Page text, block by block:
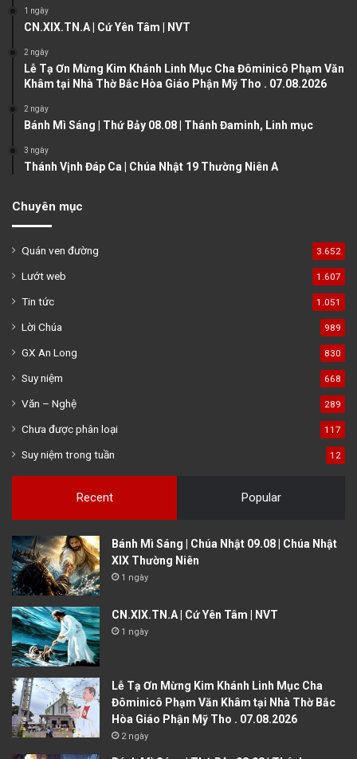
p
g
1 ngày
CN.XIX.TN.A | Cứ Yên Tâm | NVT
2 ngày
Lễ Tạ Ơn Mừng Kim Khánh Linh Mục Cha Đôminicô Phạm Văn
Khâm tại Nhà Thờ Bắc Hòa Giáo Phận Mỹ Tho . 07.08.2026
2 ngày
Bánh Mì Sáng | Thứ Bảy 08.08 | Thánh Đaminh, Linh mục
3 ngày
Thánh Vịnh Đáp Ca | Chúa Nhật 19 Thường Niên A
Chuyên mục
Quán ven đường 3.652
Lướt web 1.607
Tin tức 1.051
Lời Chúa 989
GX An Long 830
Suy niệm 668
Văn – Nghệ 289
Chưa được phân loại 117
Suy niệm trong tuần 12
Recent Popular
Bánh Mì Sáng | Chúa Nhật 09.08 | Chúa Nhật
XIX Thường Niên
1 ngày
CN.XIX.TN.A | Cứ Yên Tâm | NVT
1 ngày
Lễ Tạ Ơn Mừng Kim Khánh Linh Mục Cha
Đôminicô Phạm Văn Khâm tại Nhà Thờ Bắc
Hòa Giáo Phận Mỹ Tho . 07.08.2026
2 ngày